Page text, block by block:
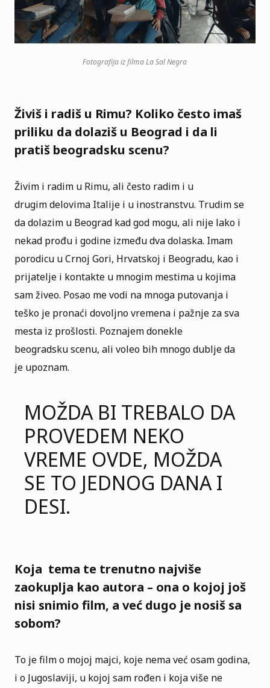
Fotografija iz filma La Sal Negra
Živiš i radiš u Rimu? Koliko često imaš
priliku da dolaziš u Beograd i da li
pratiš beogradsku scenu?
Živim i radim u Rimu, ali često radim i u
drugim delovima Italije i u inostranstvu. Trudim se
da dolazim u Beograd kad god mogu, ali nije lako i
nekad prođu i godine između dva dolaska. Imam
porodicu u Crnoj Gori, Hrvatskoj i Beogradu, kao i
prijatelje i kontakte u mnogim mestima u kojima
sam živeo. Posao me vodi na mnoga putovanja i
teško je pronaći dovoljno vremena i pažnje za sva
mesta iz prošlosti. Poznajem donekle
beogradsku scenu, ali voleo bih mnogo dublje da
je upoznam.
MOŽDA BI TREBALO DA
PROVEDEM NEKO
VREME OVDE, MOŽDA
SE TO JEDNOG DANA I
DESI.
Koja tema te trenutno najviše
zaokuplja kao autora – ona o kojoj još
nisi snimio film, a već dugo je nosiš sa
sobom?
To je film o mojoj majci, koje nema već osam godina,
i o Jugoslaviji, u kojoj sam rođen i koja više ne